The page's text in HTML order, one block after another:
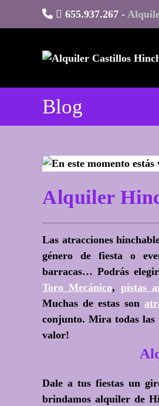
contenido
655.937.267 -
Blog
Alquiler
Las atracciones
género de fiesta o
barracas… Podrás
Toro Mecánico, pistas
Muchas de estas son
conjunto. Mira todas las
valor!
Dale a tus fiestas un
brindamos alquiler de